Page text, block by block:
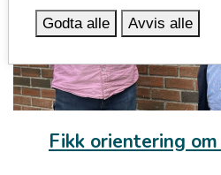
Fikk orientering
Godta alle Avvis alle